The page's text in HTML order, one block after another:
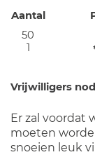
Aantal
50
1
Vrijwilligers
Er zal voordat
moeten
snoeien leuk